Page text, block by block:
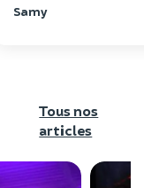
Samy
Tous nos
articles